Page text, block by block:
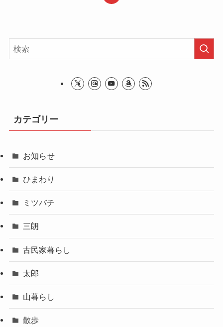
カテゴリー
お知らせ
ひまわり
ミツバチ
三朗
古民家暮らし
太郎
山暮らし
散歩